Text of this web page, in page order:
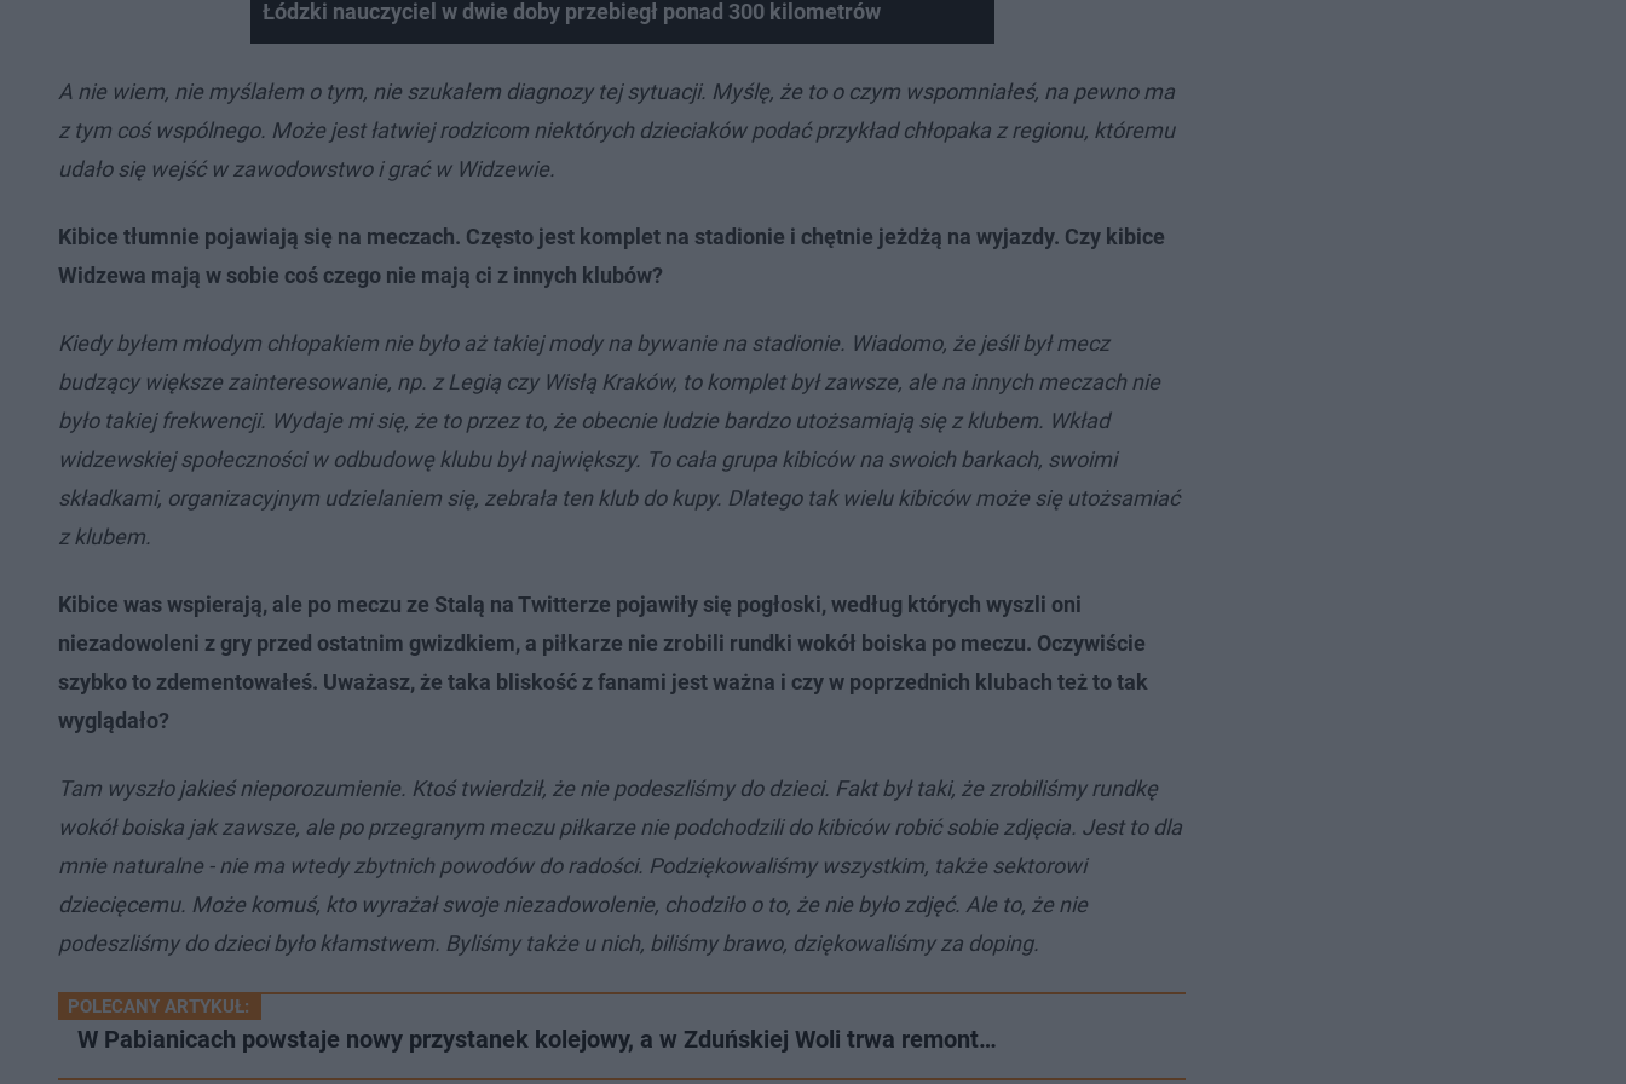
Łódzki nauczyciel w dwie doby przebiegł ponad 300 kilometrów
A nie wiem, nie myślałem o tym, nie szukałem diagnozy tej sytuacji. Myślę, że to o czym wspomniałeś, na pewno ma
z tym coś wspólnego. Może jest łatwiej rodzicom niektórych dzieciaków podać przykład chłopaka z regionu, któremu
udało się wejść w zawodowstwo i grać w Widzewie.
Kibice tłumnie pojawiają się na meczach. Często jest komplet na stadionie i chętnie jeżdżą na wyjazdy. Czy kibice
Widzewa mają w sobie coś czego nie mają ci z innych klubów?
Kiedy byłem młodym chłopakiem nie było aż takiej mody na bywanie na stadionie. Wiadomo, że jeśli był mecz
budzący większe zainteresowanie, np. z Legią czy Wisłą Kraków, to komplet był zawsze, ale na innych meczach nie
było takiej frekwencji. Wydaje mi się, że to przez to, że obecnie ludzie bardzo utożsamiają się z klubem. Wkład
widzewskiej społeczności w odbudowę klubu był największy. To cała grupa kibiców na swoich barkach, swoimi
składkami, organizacyjnym udzielaniem się, zebrała ten klub do kupy. Dlatego tak wielu kibiców może się utożsamiać
z klubem.
Kibice was wspierają, ale po meczu ze Stalą na Twitterze pojawiły się pogłoski, według których wyszli oni
niezadowoleni z gry przed ostatnim gwizdkiem, a piłkarze nie zrobili rundki wokół boiska po meczu. Oczywiście
szybko to zdementowałeś. Uważasz, że taka bliskość z fanami jest ważna i czy w poprzednich klubach też to tak
wyglądało?
Tam wyszło jakieś nieporozumienie. Ktoś twierdził, że nie podeszliśmy do dzieci. Fakt był taki, że zrobiliśmy rundkę
wokół boiska jak zawsze, ale po przegranym meczu piłkarze nie podchodzili do kibiców robić sobie zdjęcia. Jest to dla
mnie naturalne - nie ma wtedy zbytnich powodów do radości. Podziękowaliśmy wszystkim, także sektorowi
dziecięcemu. Może komuś, kto wyrażał swoje niezadowolenie, chodziło o to, że nie było zdjęć. Ale to, że nie
podeszliśmy do dzieci było kłamstwem. Byliśmy także u nich, biliśmy brawo, dziękowaliśmy za doping.
POLECANY ARTYKUŁ:
W Pabianicach powstaje nowy przystanek kolejowy, a w Zduńskiej Woli trwa remont…